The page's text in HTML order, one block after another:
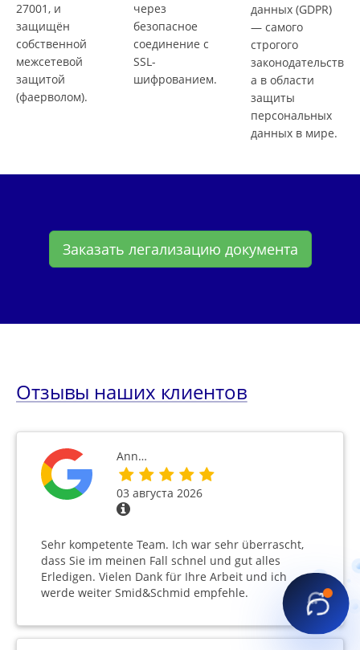
27001, и
защищён
собственной
межсетевой
защитой
(фаерволом).
через
безопасное
соединение с
SSL-
шифрованием.
данных (GDPR)
— самого
строгого
законодательств
а в области
защиты
персональных
данных в мире.
Заказать легализацию документа
Отзывы наших клиентов
Ann…
03 августа 2026
Sehr kompetente Team. Ich war sehr überrascht,
dass Sie im meinen Fall schnel und gut alles
Erledigen. Vielen Dank für Ihre Arbeit und ich
werde weiter Smid&Schmid empfehle.